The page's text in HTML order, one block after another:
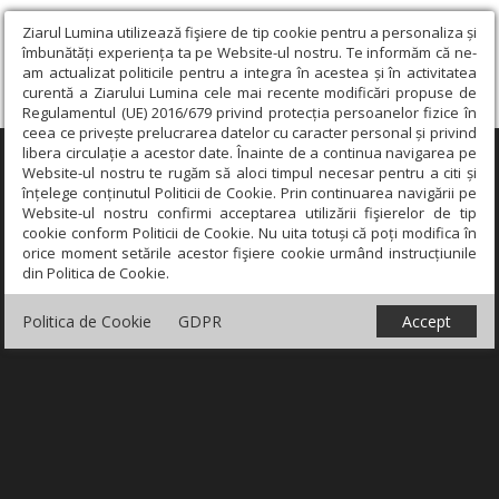
Ziarul Lumina utilizează fişiere de tip cookie pentru a personaliza și
îmbunătăți experiența ta pe Website-ul nostru. Te informăm că ne-
am actualizat politicile pentru a integra în acestea și în activitatea
curentă a Ziarului Lumina cele mai recente modificări propuse de
Regulamentul (UE) 2016/679 privind protecția persoanelor fizice în
ceea ce privește prelucrarea datelor cu caracter personal și privind
libera circulație a acestor date. Înainte de a continua navigarea pe
Website-ul nostru te rugăm să aloci timpul necesar pentru a citi și
înțelege conținutul Politicii de Cookie. Prin continuarea navigării pe
Website-ul nostru confirmi acceptarea utilizării fişierelor de tip
cookie conform Politicii de Cookie. Nu uita totuși că poți modifica în
orice moment setările acestor fişiere cookie urmând instrucțiunile
din Politica de Cookie.
Politica de Cookie GDPR Accept
×